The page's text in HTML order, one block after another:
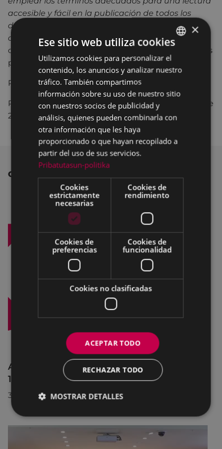
accesible y fácil en la publicación de todos los
datos, especialmente en aquellos relacionados
con los presupuestos municipales ". Dicho punto
contó con los votos a favor de todas las formaciones
políticas del Ayuntamiento.
Para más información PULSA AQUÍ
Para ver íntegro el Pleno Municipal del 26 de julio de
2016
PULSA AQUÍ.
OTRAS NOTICIAS
Afecciones al tráfico en la calle Egogain del
10 al 23 de agosto, por motivo de obras
30/07/2026
BASQUE
SPANISH
×
Ese sitio web utiliza cookies
Utilizamos cookies para personalizar el
contenido, los anuncios y analizar nuestro
tráfico. También compartimos
información sobre su uso de nuestro sitio
con nuestros socios de publicidad y
análisis, quienes pueden combinarla con
otra información que les haya
proporcionado o que hayan recopilado a
partir del uso de sus servicios.
Pribatutasun-politika
Cookies
estrictamente
necesarias
Cookies de
rendimiento
Cookies de
preferencias
Cookies de
funcionalidad
Cookies no clasificadas
ACEPTAR TODO
RECHAZAR TODO
MOSTRAR DETALLES